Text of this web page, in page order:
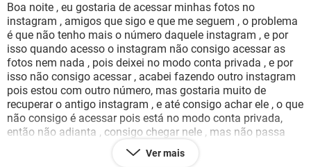
GUIA DE COMPRAS
INSTAGRAM GMAIL
GUIA DE COMPRAS
CELULAR FACEBOOK
OUTLOOK EXCEL
INSTAGRAM GMAIL
GUIA DE COMPRAS
Boa noite , eu gostaria de acessar minhas fotos no
instagram , amigos que sigo e que me seguem , o problema
é que não tenho mais o número daquele instagram , e por
isso quando acesso o instagram não consigo acessar as
fotos nem nada , pois deixei no modo conta privada , e por
isso não consigo acessar , acabei fazendo outro instagram
pois estou com outro número, mas gostaria muito de
recuperar o antigo instagram , e até consigo achar ele , o que
não consigo é acessar pois está no modo conta privada,
então não adianta , consigo chegar nele , mas não passa
disso!! Vcs podem por favor me ajudar ?
Ver mais